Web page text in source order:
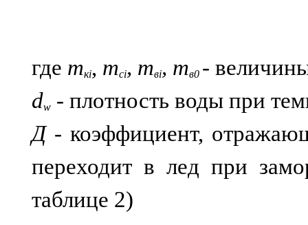
где ткi, тci, твi, тв0 -
dw - плотность воды при
Д - коэффициент,
переходит в лед при
таблице 2)